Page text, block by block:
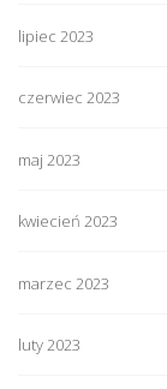
lipiec 2023
czerwiec 2023
maj 2023
kwiecień 2023
marzec 2023
luty 2023